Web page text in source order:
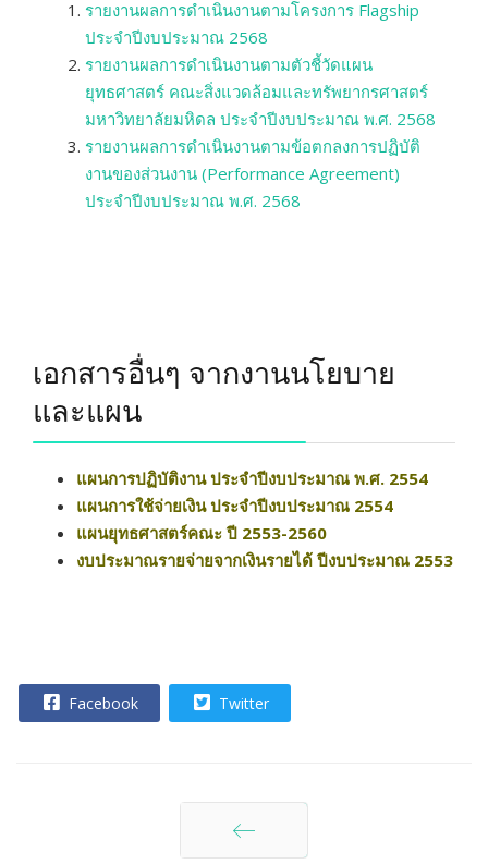
รายงานผลการดำเนินงานตามโครงการ Flagship
ประจำปีงบประมาณ 2568
รายงานผลการดำเนินงานตามตัวชี้วัดแผน
ยุทธศาสตร์ คณะสิ่งแวดล้อมและทรัพยากรศาสตร์
มหาวิทยาลัยมหิดล ประจำปีงบประมาณ พ.ศ. 2568
รายงานผลการดำเนินงานตามข้อตกลงการปฏิบัติ
งานของส่วนงาน (Performance Agreement)
ประจำปีงบประมาณ พ.ศ. 2568
เอกสารอื่นๆ จากงานนโยบาย
และแผน
แผนการปฏิบัติงาน ประจำปีงบประมาณ พ.ศ. 2554
แผนการใช้จ่ายเงิน ประจำปีงบประมาณ 2554
แผนยุทธศาสตร์คณะ ปี 2553-2560
งบประมาณรายจ่ายจากเงินรายได้ ปีงบประมาณ 2553
Facebook Twitter